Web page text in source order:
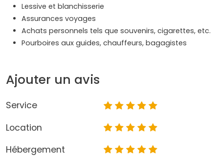
Lessive et blanchisserie
Assurances voyages
Achats personnels tels que souvenirs, cigarettes, etc.
Pourboires aux guides, chauffeurs, bagagistes
Ajouter un avis
Service
Location
Hébergement